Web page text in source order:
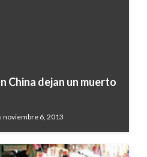
China dejan un muerto
noviembre 6, 2013